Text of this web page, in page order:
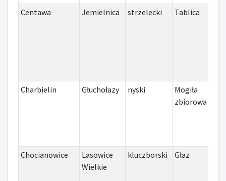
Centawa Jemielnica strzelecki Tablica
Charbielin Głuchołazy nyski
Mogiła
zbiorowa
Chocianowice
Lasowice
Wielkie
kluczborski Głaz